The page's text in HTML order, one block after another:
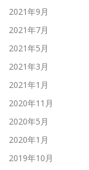
2021年9月
2021年7月
2021年5月
2021年3月
2021年1月
2020年11月
2020年5月
2020年1月
2019年10月